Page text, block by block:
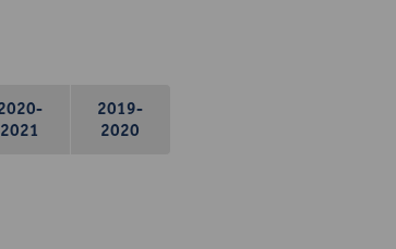
2021
2019-
2020